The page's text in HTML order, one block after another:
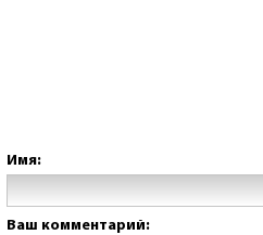
Имя:
Ваш комментарий: